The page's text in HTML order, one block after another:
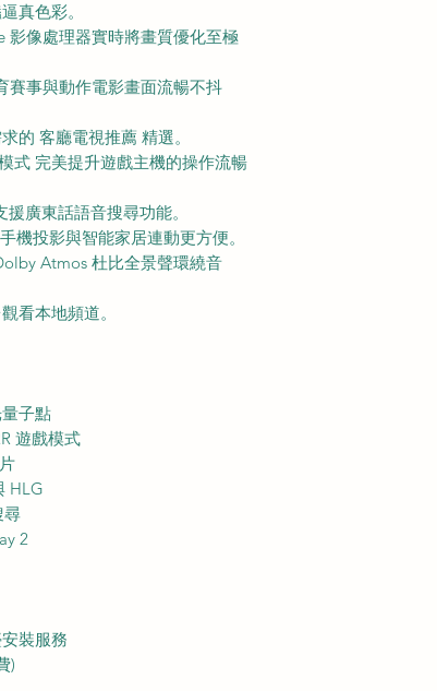
真色彩。
影像處理器實時將畫質優化至極
賽事與動作電影畫面流暢不抖
的 客廳電視推薦 精選。
式 完美提升遊戲主機的操作流暢
廣東話語音搜尋功能。
機投影與智能家居連動更方便。
Atmos 杜比全景聲環繞音
看本地頻道。
子點
遊戲模式
HLG
尋
2
裝服務
)